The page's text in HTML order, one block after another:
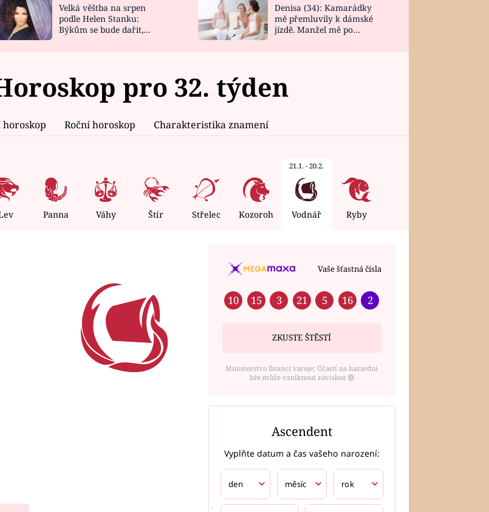
NOVINKY
VIDEORECEPTY
DESIGN
Velká věštba na srpen
podle Helen Stanku:
Býkům se bude dařit,
Denisa (34): Kamarádky
mě přemluvily k dámské
jízdě. Manžel mě po
pro 32. týden
Roční horoskop Charakteristika znamení
Panna Váhy Štír Střelec Kozoroh
21.1. - 20.2.
Vodnář Ryby
Vaše šťastná čísla
10 15 3 21 5 16 2
ZKUSTE ŠTĚSTÍ
Ministerstvo financí varuje: Účastí na hazardní
hře může vzniknout závislost ⑱
Ascendent
Vyplňte datum a čas vašeho narození: